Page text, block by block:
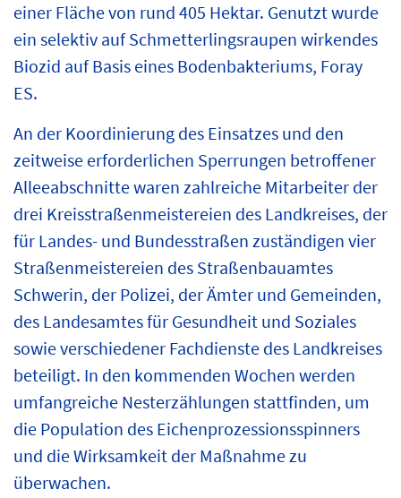
einer Fläche von rund 405 Hektar. Genutzt wurde
ein selektiv auf Schmetterlingsraupen wirkendes
Biozid auf Basis eines Bodenbakteriums, Foray
ES.
An der Koordinierung des Einsatzes und den
zeitweise erforderlichen Sperrungen betroffener
Alleeabschnitte waren zahlreiche Mitarbeiter der
drei Kreisstraßenmeistereien des Landkreises, der
für Landes- und Bundesstraßen zuständigen vier
Straßenmeistereien des Straßenbauamtes
Schwerin, der Polizei, der Ämter und Gemeinden,
des Landesamtes für Gesundheit und Soziales
sowie verschiedener Fachdienste des Landkreises
beteiligt. In den kommenden Wochen werden
umfangreiche Nesterzählungen stattfinden, um
die Population des Eichenprozessionsspinners
und die Wirksamkeit der Maßnahme zu
überwachen.